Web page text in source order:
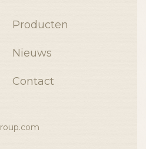
Producten
Nieuws
Contact